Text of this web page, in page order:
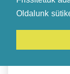
Oldalunk